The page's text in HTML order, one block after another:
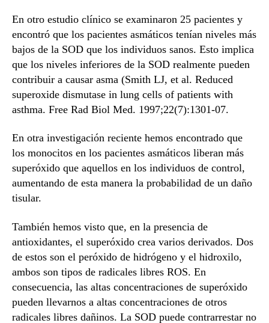
En otro estudio clínico se examinaron 25 pacientes y
encontró que los pacientes asmáticos tenían niveles más
bajos de la SOD que los individuos sanos. Esto implica
que los niveles inferiores de la SOD realmente pueden
contribuir a causar asma (Smith LJ, et al. Reduced
superoxide dismutase in lung cells of patients with
asthma. Free Rad Biol Med. 1997;22(7):1301-07.
En otra investigación reciente hemos encontrado que
los monocitos en los pacientes asmáticos liberan más
superóxido que aquellos en los individuos de control,
aumentando de esta manera la probabilidad de un daño
tisular.
También hemos visto que, en la presencia de
antioxidantes, el superóxido crea varios derivados. Dos
de estos son el peróxido de hidrógeno y el hidroxilo,
ambos son tipos de radicales libres ROS. En
consecuencia, las altas concentraciones de superóxido
pueden llevarnos a altas concentraciones de otros
radicales libres dañinos. La SOD puede contrarrestar no